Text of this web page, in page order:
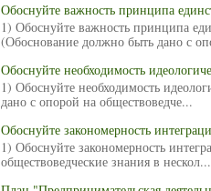
Обоснуйте важность принципа
1) Обоснуйте важность принципа
(Обоснование должно быть дано с
Обоснуйте необходимость
1) Обоснуйте необходимость
дано с опорой на обществоведче...
Обоснуйте закономерность
1) Обоснуйте закономерность
обществоведческие знания в нескол...